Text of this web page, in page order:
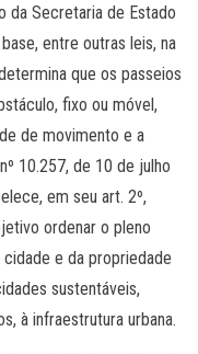
da Secretaria de Estado
entre outras leis, na
que os passeios
fixo ou móvel,
de movimento e a
10.257, de 10 de julho
em seu art. 2º,
ordenar o pleno
e da propriedade
sustentáveis,
à infraestrutura urbana.